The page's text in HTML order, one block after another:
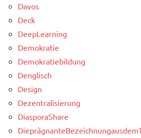
Davos
Deck
DeepLearning
Demokratie
Demokratiebildung
Denglisch
Design
Dezentralisierung
DiasporaShare